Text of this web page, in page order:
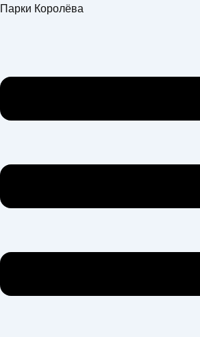
Перейти
Парки Королёва
Меню